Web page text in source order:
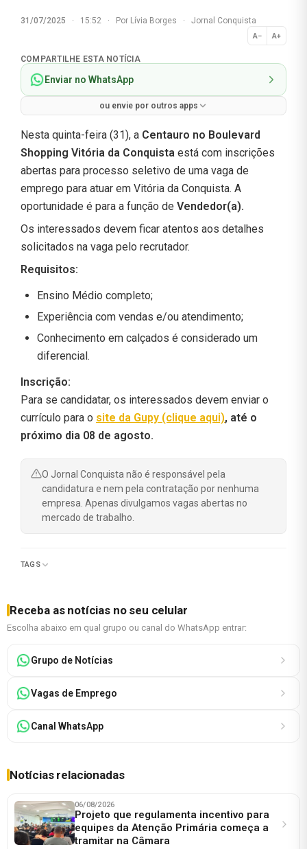
31/07/2025 · 15:52 · Por Lívia Borges · Jornal Conquista
A− A+
Normal
COMPARTILHE ESTA NOTÍCIA
Enviar no WhatsApp
ou envie por outros apps
Nesta quinta-feira (31), a Centauro no Boulevard
Shopping Vitória da Conquista está com inscrições
abertas para processo seletivo de uma vaga de
emprego para atuar em Vitória da Conquista. A
oportunidade é para a função de Vendedor(a).
Os interessados devem ficar atentos aos detalhes
solicitados na vaga pelo recrutador.
Requisitos:
Ensino Médio completo;
Experiência com vendas e/ou atendimento;
Conhecimento em calçados é considerado um
diferencial.
Inscrição:
Para se candidatar, os interessados devem enviar o
currículo para o site da Gupy (clique aqui), até o
próximo dia 08 de agosto.
O Jornal Conquista não é responsável pela
candidatura e nem pela contratação por nenhuma
empresa. Apenas divulgamos vagas abertas no
mercado de trabalho.
TAGS
Receba as notícias no seu celular
Escolha abaixo em qual grupo ou canal do WhatsApp entrar:
Grupo de Notícias
Vagas de Emprego
Canal WhatsApp
Notícias relacionadas
06/08/2026
Projeto que regulamenta incentivo para
equipes da Atenção Primária começa a
tramitar na Câmara